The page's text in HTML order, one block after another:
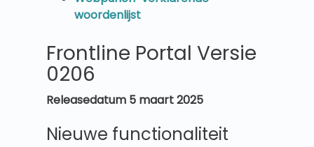
woordenlijst
Frontline Portal Versie
0206
Releasedatum 5 maart 2025
Nieuwe functionaliteit